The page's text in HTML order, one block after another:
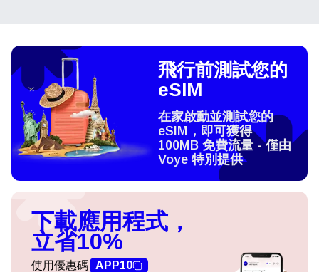
飛行前測試您的
eSIM
在家啟動並測試您的
eSIM，即可獲得
100MB 免費流量 - 僅由
Voye 特別提供
下載應用程式，
立省10%
使用優惠碼 APP10